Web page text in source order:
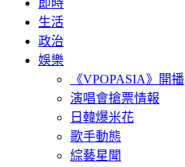
即時
生活
政治
娛樂
《VPOPASIA》開播
演唱會搶票情報
日韓爆米花
歌手動態
綜藝星聞